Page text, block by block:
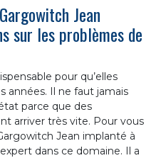
Jean
sur les problèmes de
pour qu’elles
années. Il ne faut jamais
parce que des
arriver très vite. Pour vous
Jean implanté à
dans ce domaine. Il a